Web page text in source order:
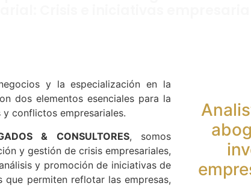
y la especialización en la
dos elementos esenciales para la
conflictos empresariales.
& CONSULTORES, somos
y gestión de crisis empresariales,
y promoción de iniciativas de
que permiten reflotar las empresas,